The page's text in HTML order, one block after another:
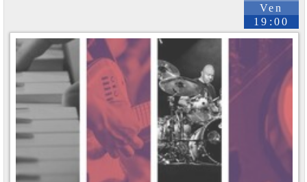
Ven
19:00